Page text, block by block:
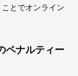
とでオンライン
ペナルティー